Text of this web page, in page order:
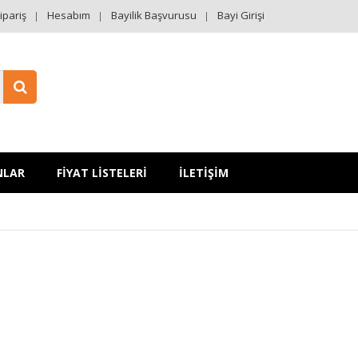
Hesabım Bayilik Başvurusu Bayi Girişi
FİYAT LİSTELERİ İLETİŞİM